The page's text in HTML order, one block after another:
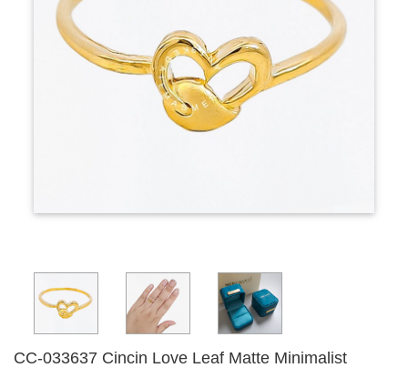
CC-033637 Cincin Love Leaf Matte Minimalist